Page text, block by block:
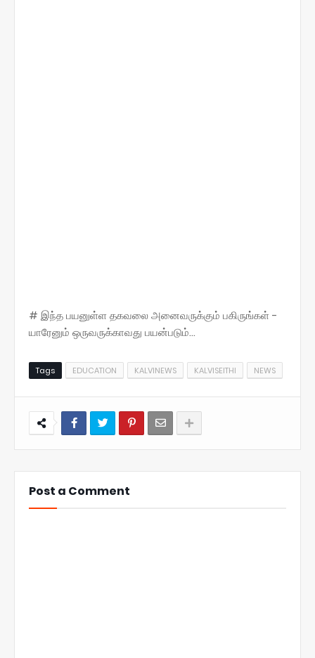
# இந்த பயனுள்ள தகவலை அனைவருக்கும் பகிருங்கள் -
யாரேனும் ஒருவருக்காவது பயன்படும்...
Tags EDUCATION KALVINEWS KALVISEITHI NEWS
Post a Comment